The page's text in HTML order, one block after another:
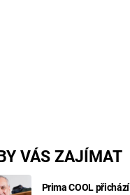
VÁS ZAJÍMAT
Prima COOL přichází